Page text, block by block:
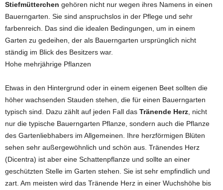
Stiefmütterchen gehören nicht nur wegen ihres Namens in einen
Bauerngarten. Sie sind anspruchslos in der Pflege und sehr
farbenreich. Das sind die idealen Bedingungen, um in einem
Garten zu gedeihen, der als Bauerngarten ursprünglich nicht
ständig im Blick des Besitzers war.
Hohe mehrjährige Pflanzen
Etwas in den Hintergrund oder in einem eigenen Beet sollten die
höher wachsenden Stauden stehen, die für einen Bauerngarten
typisch sind. Dazu zählt auf jeden Fall das Tränende Herz, nicht
nur die typische Bauerngarten Pflanze, sondern auch die Pflanze
des Gartenliebhabers im Allgemeinen. Ihre herzförmigen Blüten
sehen sehr außergewöhnlich und schön aus. Tränendes Herz
(Dicentra) ist aber eine Schattenpflanze und sollte an einer
geschützten Stelle im Garten stehen. Sie ist sehr empfindlich und
zart. Am meisten wird das Tränende Herz in einer Wuchshöhe bis